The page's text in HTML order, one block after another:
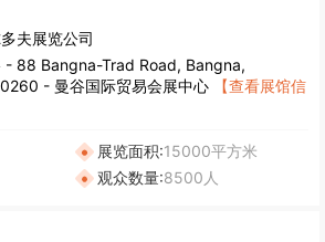
夫展览公司
- 88 Bangna-Trad Road, Bangna,
- 曼谷国际贸易会展中心
【查看展馆信
展览面积:15000平方米
观众数量:8500人